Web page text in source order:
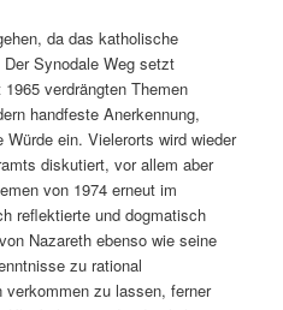
da das katholische
Synodale Weg setzt
verdrängten Themen
handfeste Anerkennung,
ein. Vielerorts wird wieder
diskutiert, vor allem aber
von 1974 erneut im
reflektierte und dogmatisch
Nazareth ebenso wie seine
zu rational
zu lassen, ferner